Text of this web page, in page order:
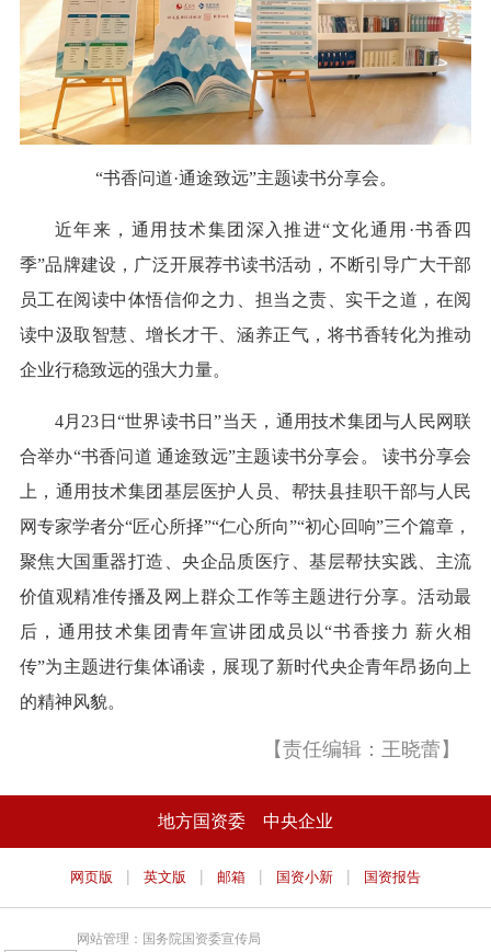
“书香问道·通途致远”主题读书分享会。
近年来，通用技术集团深入推进“文化通用·书香四
季”品牌建设，广泛开展荐书读书活动，不断引导广大干部
员工在阅读中体悟信仰之力、担当之责、实干之道，在阅
读中汲取智慧、增长才干、涵养正气，将书香转化为推动
企业行稳致远的强大力量。
4月23日“世界读书日”当天，通用技术集团与人民网联
合举办“书香问道 通途致远”主题读书分享会。 读书分享会
上，通用技术集团基层医护人员、帮扶县挂职干部与人民
网专家学者分“匠心所择”“仁心所向”“初心回响”三个篇章，
聚焦大国重器打造、央企品质医疗、基层帮扶实践、主流
价值观精准传播及网上群众工作等主题进行分享。活动最
后，通用技术集团青年宣讲团成员以“书香接力 薪火相
传”为主题进行集体诵读，展现了新时代央企青年昂扬向上
的精神风貌。
【责任编辑：王晓蕾】
地方国资委 中央企业
网页版 | 英文版 | 邮箱 | 国资小新 | 国资报告
网站管理：国务院国资委宣传局